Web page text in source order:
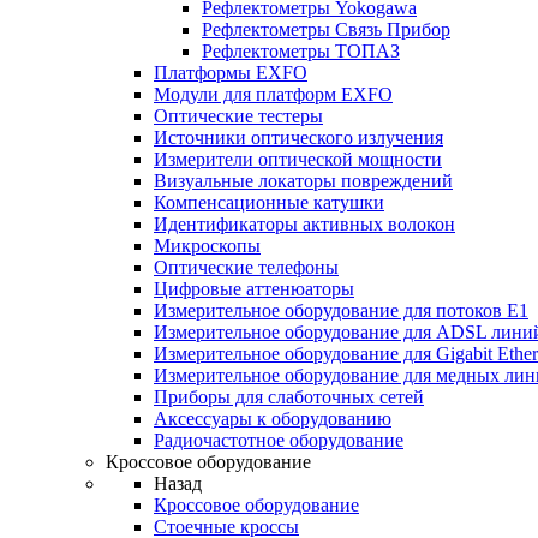
Рефлектометры Yokogawa
Рефлектометры Связь Прибор
Рефлектометры ТОПАЗ
Платформы EXFO
Модули для платформ EXFO
Оптические тестеры
Источники оптического излучения
Измерители оптической мощности
Визуальные локаторы повреждений
Компенсационные катушки
Идентификаторы активных волокон
Микроскопы
Оптические телефоны
Цифровые аттенюаторы
Измерительное оборудование для потоков Е1
Измерительное оборудование для ADSL
Измерительное оборудование для Gigabit
Измерительное оборудование для медных
Приборы для слаботочных сетей
Аксессуары к оборудованию
Радиочастотное оборудование
Кроссовое оборудование
Назад
Кроссовое оборудование
Стоечные кроссы